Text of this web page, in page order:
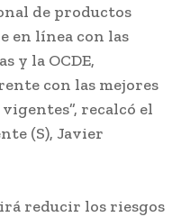
de productos
en línea con las
y la OCDE,
con las mejores
recalcó el
(S), Javier
reducir los riesgos